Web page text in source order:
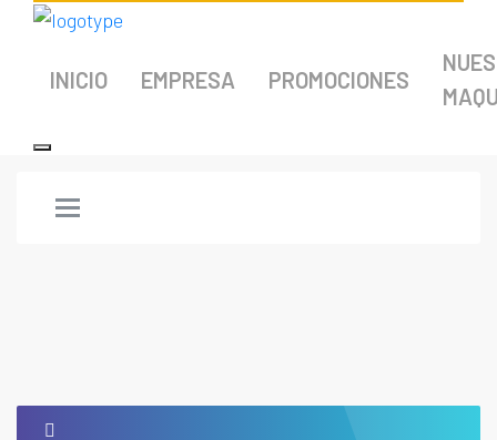
INICIO EMPRESA PROMOCIONES